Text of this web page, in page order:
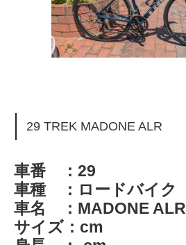
29 TREK MADONE ALR
車番 ：29
車種 ：ロードバイク
車名 ：MADONE ALR
サイズ：cm